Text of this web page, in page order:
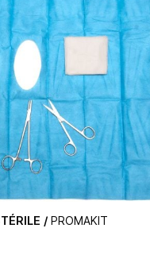
/ PROMAKIT